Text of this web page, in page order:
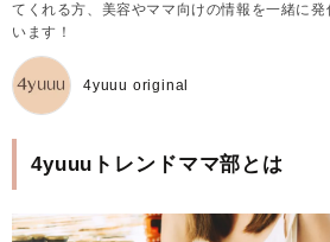
てくれる方、美容やママ向けの情報を一緒に
います！
4yuuu original
4yuuuトレンドママ部とは